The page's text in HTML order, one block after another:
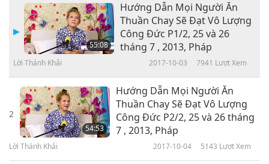
55:08
Hướng Dẫn Mọi Người Ăn
Thuần Chay Sẽ Đạt Vô Lượng
Công Đức P1/2, 25 và 26
tháng 7 , 2013, Pháp
Lời Thánh Khải 2017-10-03 7941 Lượt Xem
2
54:53
Hướng Dẫn Mọi Người Ăn
Thuần Chay Sẽ Đạt Vô Lượng
Công Đức P2/2, 25 và 26 tháng
7 , 2013, Pháp
Lời Thánh Khải 2017-10-04 5143 Lượt Xem